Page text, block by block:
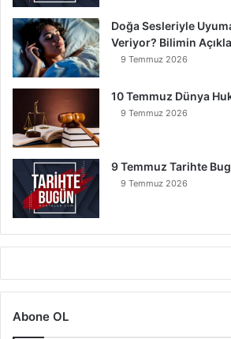
Doğa Sesleriyle
Veriyor? Bilimin
9 Temmuz 2026
10 Temmuz Dünya
9 Temmuz 2026
9 Temmuz Tarihte
9 Temmuz 2026
Abone OL